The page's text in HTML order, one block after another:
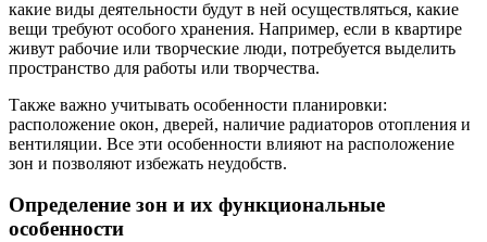
какие виды деятельности будут в ней осуществляться, какие
вещи требуют особого хранения. Например, если в квартире
живут рабочие или творческие люди, потребуется выделить
пространство для работы или творчества.
Также важно учитывать особенности планировки:
расположение окон, дверей, наличие радиаторов отопления и
вентиляции. Все эти особенности влияют на расположение
зон и позволяют избежать неудобств.
Определение зон и их функциональные
особенности